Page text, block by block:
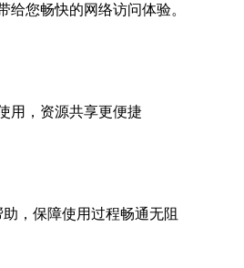
给您畅快的网络访问体验。
用，资源共享更便捷
，保障使用过程畅通无阻